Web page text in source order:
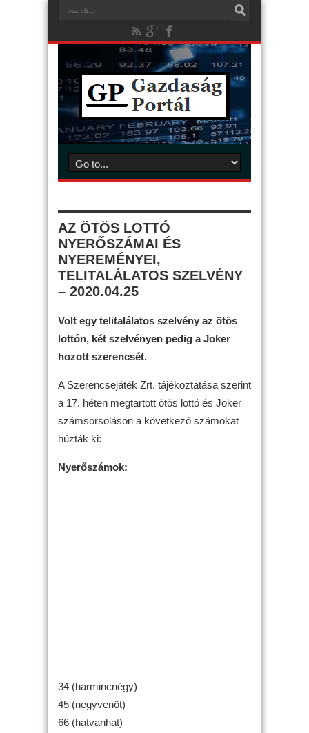
AZ ÖTÖS LOTTÓ
NYERŐSZÁMAI ÉS
NYEREMÉNYEI,
TELITALÁLATOS SZELVÉNY
– 2020.04.25
Volt egy telitalálatos szelvény az ötös
lottón, két szelvényen pedig a Joker
hozott szerencsét.
A Szerencsejáték Zrt. tájékoztatása szerint
a 17. héten megtartott ötös lottó és Joker
számsorsoláson a következő számokat
húzták ki:
Nyerőszámok:
34 (harmincnégy)
45 (negyvenöt)
66 (hatvanhat)